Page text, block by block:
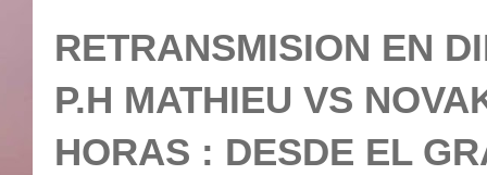
RETRANSMISION EN
P.H MATHIEU VS
HORAS : DESDE EL